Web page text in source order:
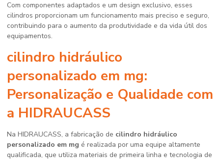
Com componentes adaptados e um design exclusivo, esses
cilindros proporcionam um funcionamento mais preciso e seguro,
contribuindo para o aumento da produtividade e da vida útil dos
equipamentos.
cilindro hidráulico
personalizado em mg:
Personalização e Qualidade com
a HIDRAUCASS
Na HIDRAUCASS, a fabricação de cilindro hidráulico
personalizado em mg é realizada por uma equipe altamente
qualificada, que utiliza materiais de primeira linha e tecnologia de